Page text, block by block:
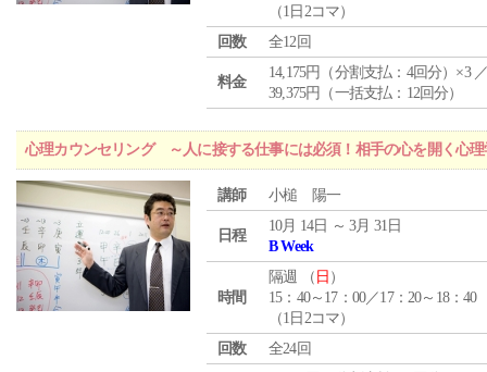
（1日2コマ）
回数
全12回
料金
14,175円（分割支払：4回分）×3
39,375円（一括支払：12回分）
心理カウンセリング ～人に接する仕事には必須！相手の心を開く心理
講師 小槌 陽一
日程
10月 14日 ～ 3月 31日
B Week
時間
隔週 （ 日 ）
15：40～17：00／17：20～18：40
（1日2コマ）
回数
全24回